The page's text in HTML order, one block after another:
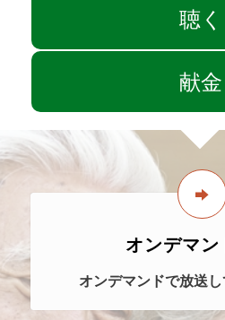
聴く
献金
オンデマン
オンデマンドで放送